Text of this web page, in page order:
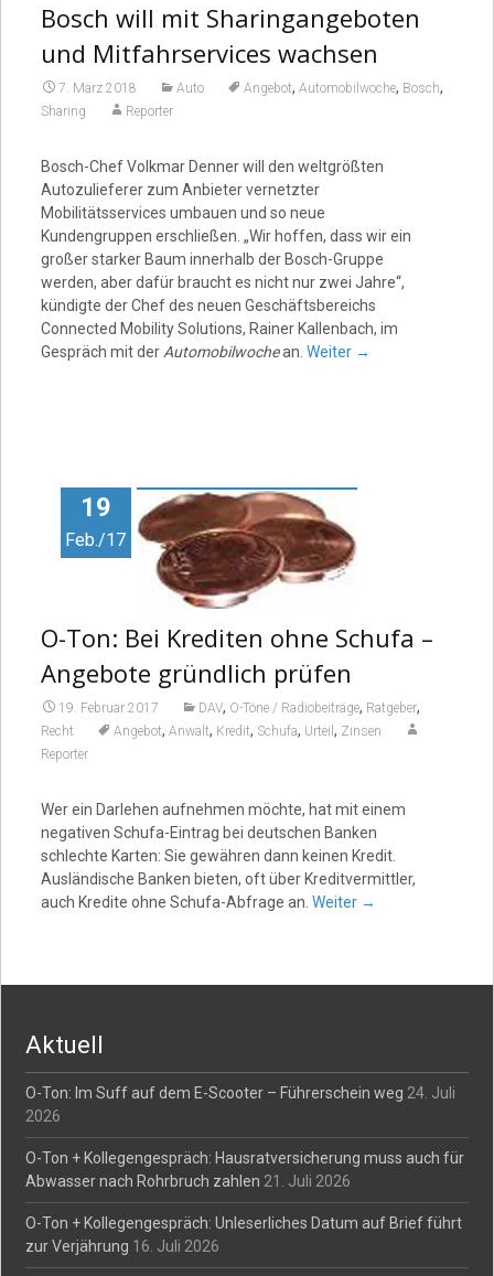
Bosch will mit Sharingangeboten
und Mitfahrservices wachsen
7. März 2018 Auto Angebot, Automobilwoche, Bosch,
Sharing Reporter
Bosch-Chef Volkmar Denner will den weltgrößten
Autozulieferer zum Anbieter vernetzter
Mobilitätsservices umbauen und so neue
Kundengruppen erschließen. „Wir hoffen, dass wir ein
großer starker Baum innerhalb der Bosch-Gruppe
werden, aber dafür braucht es nicht nur zwei Jahre“,
kündigte der Chef des neuen Geschäftsbereichs
Connected Mobility Solutions, Rainer Kallenbach, im
Gespräch mit der Automobilwochean. Weiter →
19
Feb./17
O-Ton: Bei Krediten ohne Schufa –
Angebote gründlich prüfen
19. Februar 2017 DAV, O-Töne / Radiobeiträge, Ratgeber,
Recht Angebot, Anwalt, Kredit, Schufa, Urteil , Zinsen
Reporter
Wer ein Darlehen aufnehmen möchte, hat mit einem
negativen Schufa-Eintrag bei deutschen Banken
schlechte Karten: Sie gewähren dann keinen Kredit.
Ausländische Banken bieten, oft über Kreditvermittler,
auch Kredite ohne Schufa-Abfrage an. Weiter →
Aktuell
O-Ton: Im Suff auf dem E-Scooter – Führerschein weg 24. Juli
2026
O-Ton + Kollegengespräch: Hausratversicherung muss auch für
Abwasser nach Rohrbruch zahlen 21. Juli 2026
O-Ton + Kollegengespräch: Unleserliches Datum auf Brief führt
zur Verjährung 16. Juli 2026